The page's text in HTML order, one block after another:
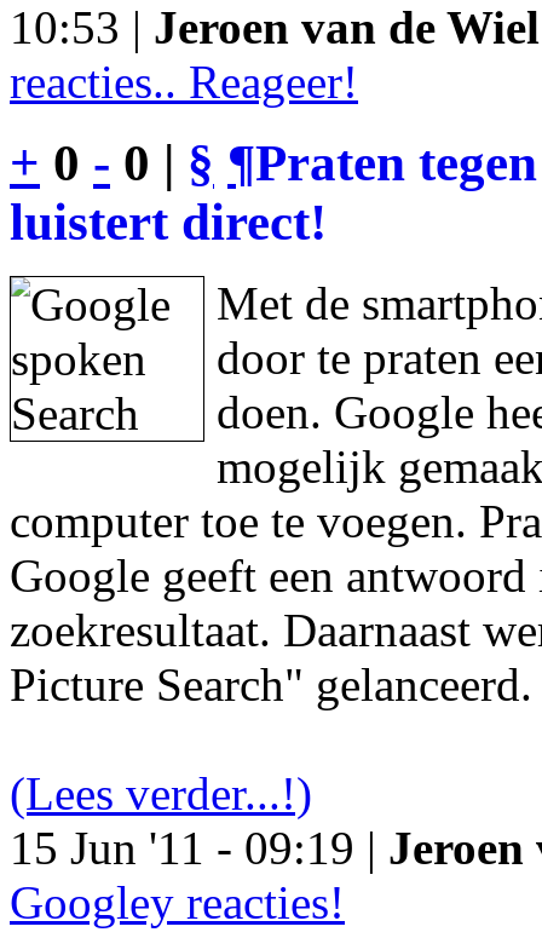
10:53 | Jeroen van de Wiel
reacties.. Reageer!
+ 0 - 0 | § ¶Praten
luistert direct!
Met de
door te praten
doen. Google
mogelijk
computer toe te voegen.
Google geeft een
zoekresultaat. Daarnaast
Picture Search" gelanceerd.
(Lees verder...!)
15 Jun '11 - 09:19 | Jeroen
Googley reacties!